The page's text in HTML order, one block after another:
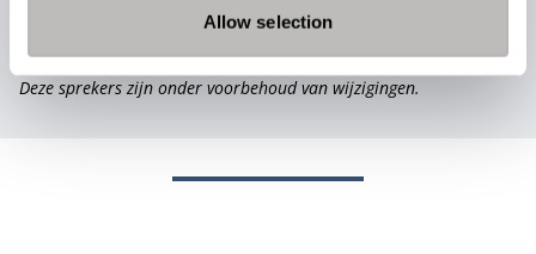
Allow selection
programma.
Deze sprekers zijn onder voorbehoud van wijzigingen.